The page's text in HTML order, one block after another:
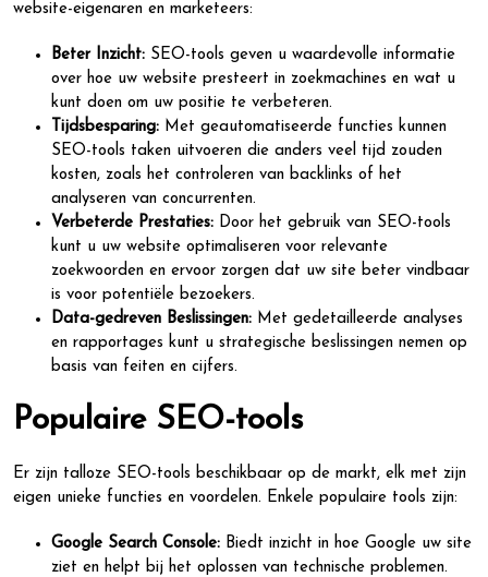
website-eigenaren en marketeers:
Beter Inzicht: SEO-tools geven u waardevolle informatie
over hoe uw website presteert in zoekmachines en wat u
kunt doen om uw positie te verbeteren.
Tijdsbesparing: Met geautomatiseerde functies kunnen
SEO-tools taken uitvoeren die anders veel tijd zouden
kosten, zoals het controleren van backlinks of het
analyseren van concurrenten.
Verbeterde Prestaties: Door het gebruik van SEO-tools
kunt u uw website optimaliseren voor relevante
zoekwoorden en ervoor zorgen dat uw site beter vindbaar
is voor potentiële bezoekers.
Data-gedreven Beslissingen: Met gedetailleerde analyses
en rapportages kunt u strategische beslissingen nemen op
basis van feiten en cijfers.
Populaire SEO-tools
Er zijn talloze SEO-tools beschikbaar op de markt, elk met zijn
eigen unieke functies en voordelen. Enkele populaire tools zijn:
Google Search Console: Biedt inzicht in hoe Google uw site
ziet en helpt bij het oplossen van technische problemen.